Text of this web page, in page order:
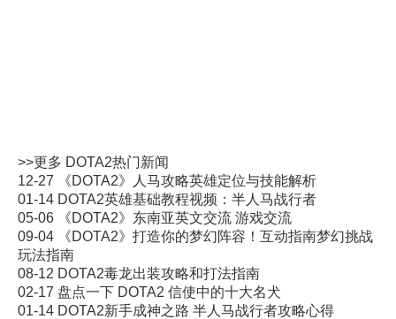
>>更多 DOTA2热门新闻
12-27
《DOTA2》人马攻略英雄定位与技能解析
01-14 DOTA2英雄基础教程视频：半人马战行者
05-06
《DOTA2》东南亚英文交流 游戏交流
09-04
《DOTA2》打造你的梦幻阵容！互动指南梦幻挑战
玩法指南
08-12 DOTA2毒龙出装攻略和打法指南
02-17 盘点一下 DOTA2 信使中的十大名犬
01-14 DOTA2新手成神之路 半人马战行者攻略心得